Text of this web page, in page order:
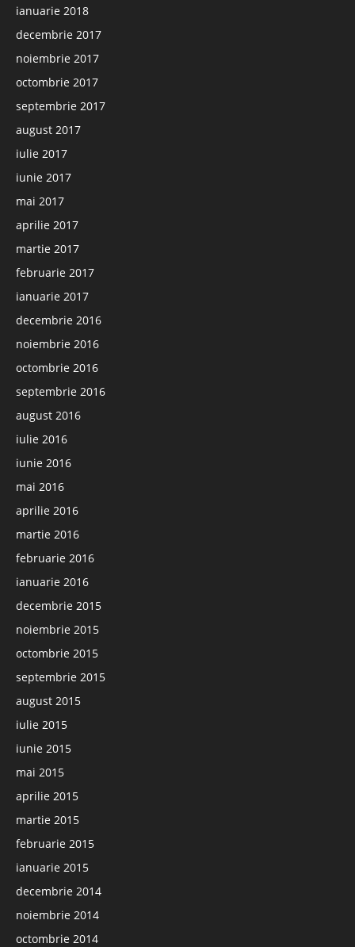
ianuarie 2018
decembrie 2017
noiembrie 2017
octombrie 2017
septembrie 2017
august 2017
iulie 2017
iunie 2017
mai 2017
aprilie 2017
martie 2017
februarie 2017
ianuarie 2017
decembrie 2016
noiembrie 2016
octombrie 2016
septembrie 2016
august 2016
iulie 2016
iunie 2016
mai 2016
aprilie 2016
martie 2016
februarie 2016
ianuarie 2016
decembrie 2015
noiembrie 2015
octombrie 2015
septembrie 2015
august 2015
iulie 2015
iunie 2015
mai 2015
aprilie 2015
martie 2015
februarie 2015
ianuarie 2015
decembrie 2014
noiembrie 2014
octombrie 2014